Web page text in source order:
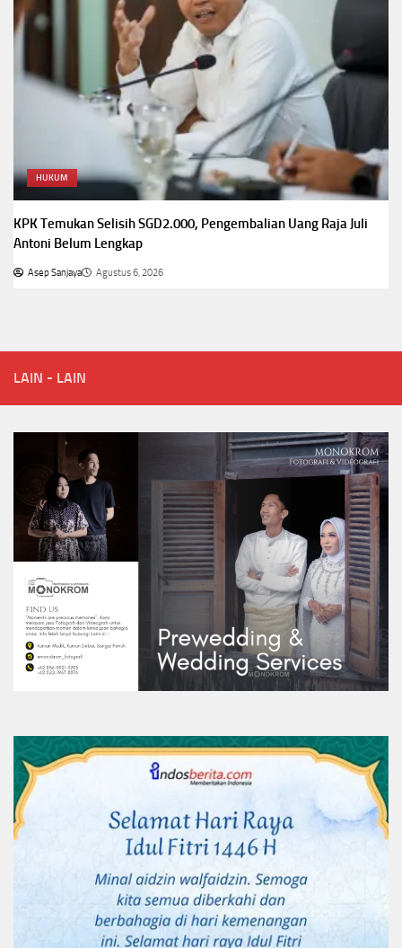
HUKUM
KPK Temukan Selisih SGD2.000, Pengembalian Uang Raja Juli
Antoni Belum Lengkap
Asep Sanjaya Agustus 6, 2026
LAIN - LAIN